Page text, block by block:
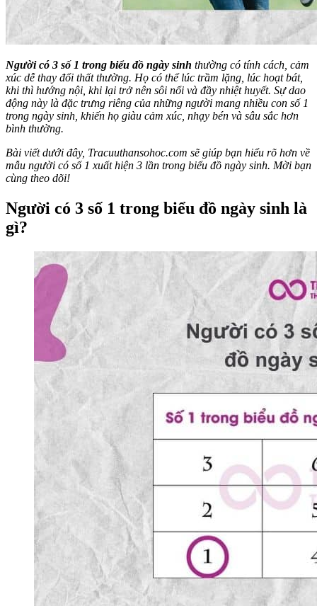
Người có 3 số 1 trong biểu đồ ngày sinh thường có tính cách, cảm
xúc dễ thay đổi thất thường. Họ có thể lúc trầm lặng, lúc hoạt bát,
khi thì hướng nội, khi lại trở nên sôi nổi và đầy nhiệt huyết. Sự dao
động này là đặc trưng riêng của những người mang nhiều con số 1
trong ngày sinh, khiến họ giàu cảm xúc, nhạy bén và sâu sắc hơn
bình thường.
Bài viết dưới đây, Tracuuthansohoc.com sẽ giúp bạn hiểu rõ hơn về
mẫu người có số 1 xuất hiện 3 lần trong biểu đồ ngày sinh. Mời bạn
cùng theo dõi!
Người có 3 số 1 trong biểu đồ ngày sinh là
gì?